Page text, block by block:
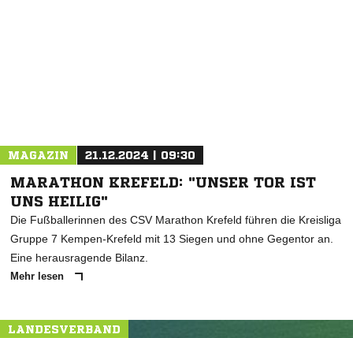
MAGAZIN 21.12.2024 | 09:30
MARATHON KREFELD: "UNSER TOR IST
UNS HEILIG"
Die Fußballerinnen des CSV Marathon Krefeld führen die Kreisliga
Gruppe 7 Kempen-Krefeld mit 13 Siegen und ohne Gegentor an.
Eine herausragende Bilanz.
Mehr lesen
LANDESVERBAND